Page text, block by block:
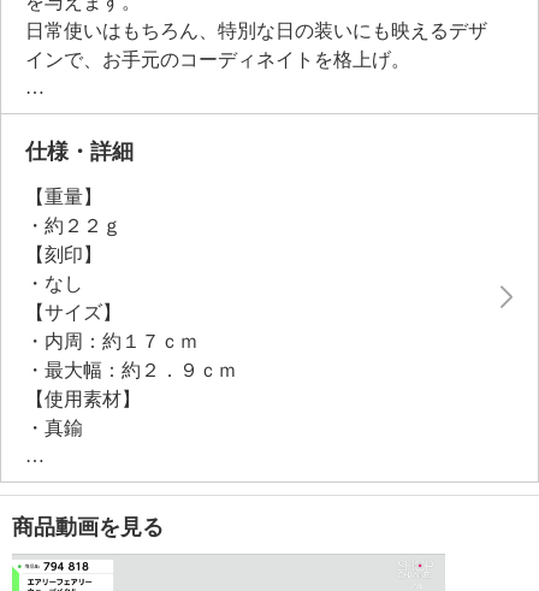
日常使いはもちろん、特別な日の装いにも映えるデザ
インで、お手元のコーディネイトを格上げ。
柔らかな素材を採用しているため、若干のサイズ調整
が可能です。
仕様・詳細
【重量】
・約２２ｇ
【刻印】
・なし
【サイズ】
・内周：約１７ｃｍ
・最大幅：約２．９ｃｍ
【使用素材】
・真鍮
【メッキ素材】
・材質：シルバートーンコート（シルバーカラー）
・ゴールドトーンコート（ゴールドカラー）
【その他】
・個体差あり
商品動画を見る